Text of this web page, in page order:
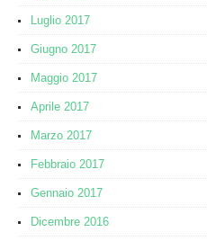
Luglio 2017
Giugno 2017
Maggio 2017
Aprile 2017
Marzo 2017
Febbraio 2017
Gennaio 2017
Dicembre 2016